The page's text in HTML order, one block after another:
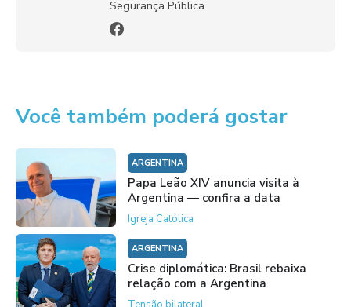
Segurança Pública.
Você também poderá gostar
ARGENTINA
Papa Leão XIV anuncia visita à
Argentina — confira a data
Igreja Católica
ARGENTINA
Crise diplomática: Brasil rebaixa
relação com a Argentina